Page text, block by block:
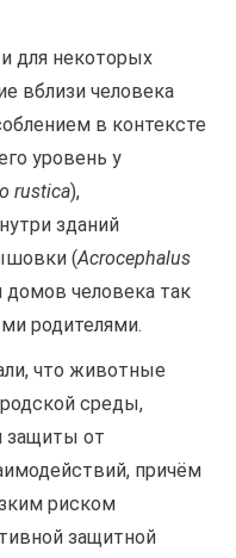
для некоторых
вблизи человека
в контексте
уровень у
rustica),
зданий
(Acrocephalus
домов человека так
родителями.
что животные
среды,
защиты от
причём
риском
защитной